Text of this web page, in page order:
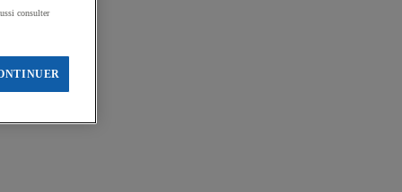
consulter